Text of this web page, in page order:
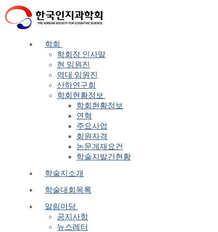
Skip
to
content
Menu
Close
학회
학회장 인사말
현 임원진
역대 임원진
산하연구회
학회현황정보
학회현황정보
연혁
주요사업
회원자격
논문게재요건
학술지발간현황
학술지소개
학술대회목록
알림마당
공지사항
뉴스레터